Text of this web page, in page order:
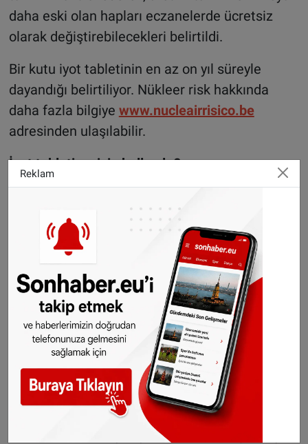
daha eski olan hapları eczanelerde ücretsiz
olarak değiştirebilecekleri belirtildi.
Bir kutu iyot tabletinin en az on yıl süreyle
dayandığı belirtiliyor. Nükleer risk hakkında
daha fazla bilgiye www.nucleairrisico.be
adresinden ulaşılabilir.
İyot tableti ne için kullanılır?
Nükleer bir kazada veya patlamada radyoaktif
iyot havaya yayılabiliyor ve kirli hava teneffüs
edildiğinde ya da yiyecek ve içecek vasıtasıyla
alındığında radyoaktif iyot tiroit bezlerine
yerleşebiliyor.
İyot tabletleri tiroit bezini radyoaktif iyotlara
karşı koruyor ve tiroit kanseri riskini azaltıyor.
İyot tabletleri yalnızca radyoaktif iyotlara karşı
koruyor, diğer radyoaktif maddelere karşı
koruma sağlamıyor.
İyot tabletlerinin mutlaka sadece yetkili
makamların tavsiyesiyle kullanılması gerekiyor.
Reklam